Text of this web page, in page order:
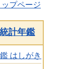
プページ
計年鑑
はしがき